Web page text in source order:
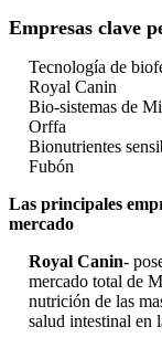
Empresas clave
Tecnología de
Royal Canin
Bio-sistemas de
Orffa
Bionutrientes
Fubón
Las principales
mercado
Royal Canin-
mercado total de
nutrición de las
salud intestinal en